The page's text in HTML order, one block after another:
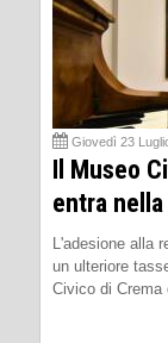
Giovedì 23
Il Museo
entra
L'adesione alla
un ulteriore
Civico di Crema